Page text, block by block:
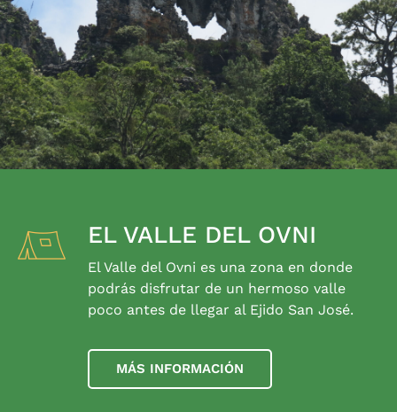
EL VALLE DEL OVNI
El Valle del Ovni es una zona en donde
podrás disfrutar de un hermoso valle
poco antes de llegar al Ejido San José.
MÁS INFORMACIÓN